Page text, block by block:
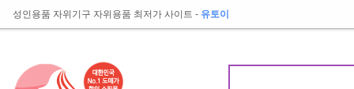
성인용품 자위기구 자위용품 최저가 사이트 - 유토이